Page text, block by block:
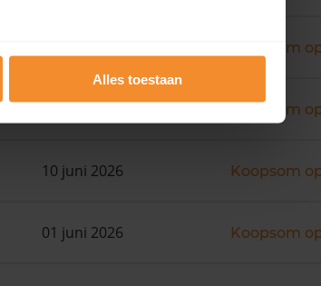
Alles toestaan
Koopsom
11 juni 2026 Koopsom
10 juni 2026 Koopsom
01 juni 2026 Koopsom